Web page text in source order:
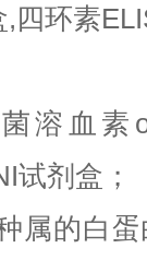
四环素
溶血素
试剂盒；
属的白